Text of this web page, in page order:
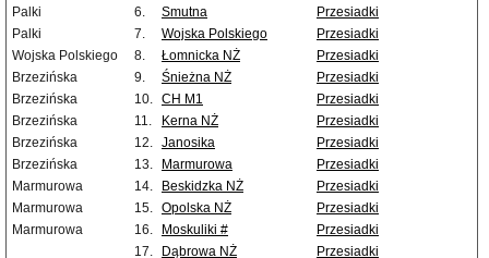
Palki
6. Smutna
Przesiadki
Palki
7. Wojska Polskiego
Przesiadki
Wojska Polskiego
8. Łomnicka NŻ
Przesiadki
Brzezińska
9. Śnieżna NŻ
Przesiadki
Brzezińska
10. CH M1
Przesiadki
Brzezińska
11. Kerna NŻ
Przesiadki
Brzezińska
12. Janosika
Przesiadki
Brzezińska
13. Marmurowa
Przesiadki
Marmurowa
14. Beskidzka NŻ
Przesiadki
Marmurowa
15. Opolska NŻ
Przesiadki
Marmurowa
16. Moskuliki #
Przesiadki
17.
Dąbrowa NŻ
Przesiadki